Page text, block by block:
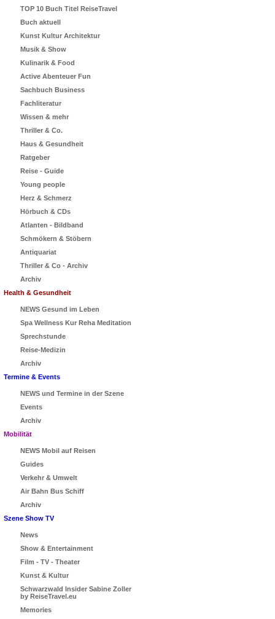
TOP 10 Buch Titel ReiseTravel
Buch aktuell
Kunst Kultur Architektur
Musik & Show
Kulinarik & Food
Active Abenteuer Fun
Sachbuch Business
Fachliteratur
Wissen & mehr
Thriller & Co.
Haus & Gesundheit
Ratgeber
Reise - Guide
Young people
Herz & Schmerz
Hörbuch & CDs
Atlanten - Bildband
Schmökern & Stöbern
Antiquariat
Thriller & Co - Archiv
Archiv
Health & Gesundheit
NEWS Gesund im Leben
Spa Wellness Kur Reha Meditation
Sprechstunde
Reise-Medizin
Archiv
Termine & Events
NEWS und Termine in der Szene
Events
Archiv
Mobilität
NEWS Mobil auf Reisen
Guides
Verkehr & Umwelt
Air Bahn Bus Schiff
Archiv
Szene Show TV
News
Show & Entertainment
Film - TV - Theater
Kunst & Kultur
Schwarzwald Insider Sabine Zoller
by ReiseTravel.eu
Memories